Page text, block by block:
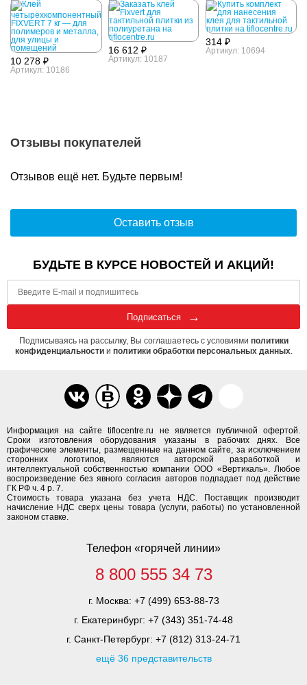
10 278 ₽
Артикул: 10186
16 612 ₽
Артикул: 10187
314 ₽
Артикул: 10694
Отзывы покупателей
Отзывов ещё нет. Будьте первым!
Оставить отзыв
Информация на сайте tiflocentre.ru не является публичной офертой.
Сроки изготовления оборудования указаны в рабочих днях. Все
графические элементы, размещенные на данном сайте, за исключением
сторонних логотипов, являются авторской разработкой и
интеллектуальной собственностью компании ООО «Вертикаль». Любое
воспроизведение без явного согласия авторов подпадает под действие
ГК РФ ч. 4 р. 7.
Стоимость товара указана без учета НДС. Поставщик производит
начисление НДС сверх цены товара (услуги, работы) по установленной
законом ставке.
Телефон «горячей линии»
8 800 555 34 73
г. Москва: +7 (499) 653-88-73
г. Екатеринбург: +7 (343) 351-74-48
г. Санкт-Петербург: +7 (812) 313-24-71
ещё 36 представительств
БУДЬТЕ В КУРСЕ НОВОСТЕЙ И АКЦИЙ!
Подписаться
Подписываясь на рассылку, Вы соглашаетесь с условиями политики
конфиденциальностии политики обработки персональных данных.